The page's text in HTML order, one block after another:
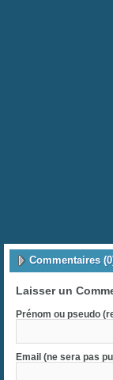
Commentaires
Laisser un
Prénom ou pseudo
Email (ne sera pas